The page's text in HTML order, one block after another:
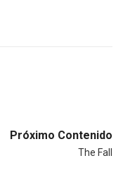
Próximo Contenido
The Fall